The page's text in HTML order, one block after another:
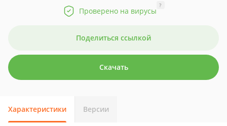
Проверено на вирусы
?
Поделиться ссылкой
Скачать
Характеристики Версии